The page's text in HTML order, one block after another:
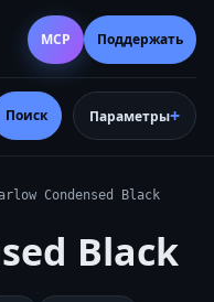
Поиск Параметры
MCP Поддержать
Condensed Black
Black